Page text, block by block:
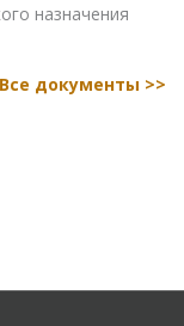
назначения
Все документы >>